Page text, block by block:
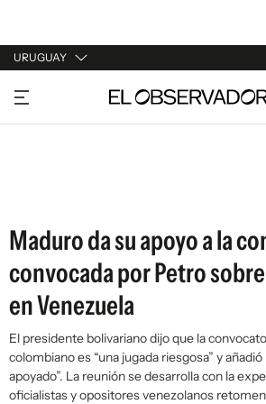
URUGUAY
URUGUAY
ARGENTINA
Maduro da su apoyo a la
convocada por Petro
en Venezuela
El presidente bolivariano dijo que la
colombiano es “una jugada riesgosa” y
apoyado”. La reunión se desarrolla con la
oficialistas y opositores venezolanos